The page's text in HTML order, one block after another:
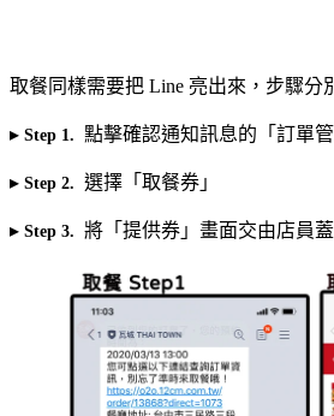
取餐同樣需要把 Line 亮出來，步驟分
▸ Step 1. 點擊確認通知訊息的「訂單管
▸ Step 2. 選擇「取餐券」
▸ Step 3. 將「提供券」畫面交由店員